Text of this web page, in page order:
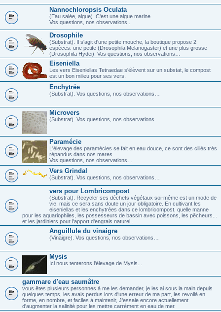
Nannochloropsis Oculata
(Eau salée, algue). C'est une algue marine.
Vos questions, nos observations...
Drosophile
(Substrat). Il s'agit d'une petite mouche, la boutique propose 2
espèces: une petite (Drosophila Melanogaster) et une plus grosse
(Drosophila Hydei). Vos questions, nos observations…
Eiseniella
Les vers Eiseniellas Tetraedae s'élèvent sur un substat, le compost
est un bon milieu pour ses vers.
Enchytrée
(Substrat). Vos questions, nos observations…
Microvers
(Substrat). Vos questions, nos observations…
Paramécie
L'élevage des paramécies se fait en eau douce, ce sont des ciliés très
répandus dans nos mares.
Vos questions, nos observations…
Vers Grindal
(Substrat). Vos questions, nos observations…
vers pour Lombricompost
(Substrat). Recycler ses déchets végétaux soi-même est un mode de
vie, mais ce sera sans doute un jour obligatoire. En cultivant les
eiseniellas et les enchytrées dans ce lombricompost, quelle manne
pour les aquariophiles, les possesseurs de bassin avec poissons, les pêcheurs...
et les jardiniers pour l'apport d'engrais naturel...
Anguillule du vinaigre
(Vinaigre). Vos questions, nos observations…
Mysis
Ici nous tenterons l'élevage de Mysis...
gammare d'eau saumâtre
vous êtes plusieurs personnes à me les demander, je les ai sous la main depuis
quelques temps, les avais perdus lors d'une erreur de ma part, les revoilà en
forme, en nombre, et faciles à maintenir, J'essaie encore actuellement
d'augmenter la salinité pour les mettre carrément en eau de mer.